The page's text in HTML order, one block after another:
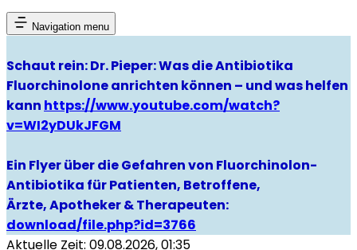
Navigation menu
Schaut rein: Dr. Pieper: Was die Antibiotika
Fluorchinolone anrichten können – und was helfen
kann https://www.youtube.com/watch?
v=WI2yDUkJFGM
Ein Flyer über die Gefahren von Fluorchinolon-
Antibiotika für Patienten, Betroffene,
Ärzte, Apotheker & Therapeuten:
download/file.php?id=3766
Aktuelle Zeit: 09.08.2026, 01:35